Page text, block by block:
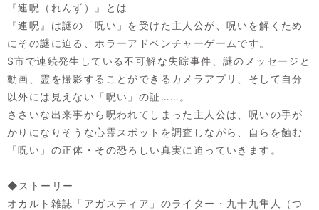
『連呪（れんず）』とは
『連呪』は謎の「呪い」を受けた主人公が、呪いを解くため
にその謎に迫る、ホラーアドベンチャーゲームです。
S市で連続発生している不可解な失踪事件、謎のメッセージと
動画、霊を撮影することができるカメラアプリ、そして自分
以外には見えない「呪い」の証……。
ささいな出来事から呪われてしまった主人公は、呪いの手が
かりになりそうな心霊スポットを調査しながら、自らを蝕む
「呪い」の正体・その恐ろしい真実に迫っていきます。
◆ストーリー
オカルト雑誌「アガスティア」のライター・九十九隼人（つ